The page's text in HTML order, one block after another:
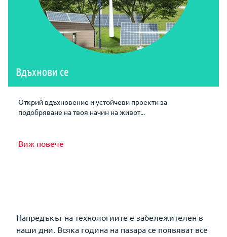
Вдъхнови се
Открий вдъхновение и устойчеви проекти за
подобряване на твоя начин на живот...
Виж повече
Напредъкът на технологиите е забележителен в
наши дни. Всяка година на пазара се появяват все